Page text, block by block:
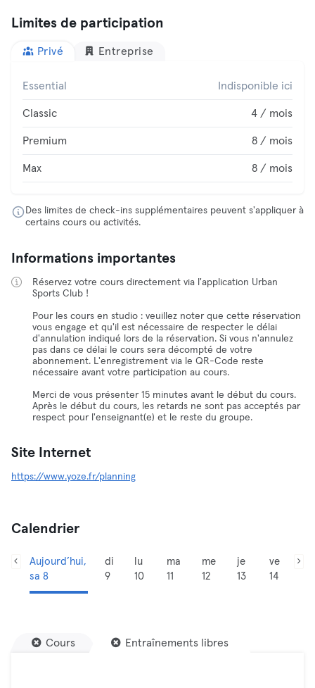
Limites de participation
Privé Entreprise
Essential Indisponible ici
Classic 4 / mois
Premium 8 / mois
Max 8 / mois
Des limites de check-ins supplémentaires peuvent s'appliquer à
certains cours ou activités.
Informations importantes
Réservez votre cours directement via l'application Urban
Sports Club !
Pour les cours en studio : veuillez noter que cette réservation
vous engage et qu'il est nécessaire de respecter le délai
d'annulation indiqué lors de la réservation. Si vous n'annulez
pas dans ce délai le cours sera décompté de votre
abonnement. L'enregistrement via le QR-Code reste
nécessaire avant votre participation au cours.
Merci de vous présenter 15 minutes avant le début du cours.
Après le début du cours, les retards ne sont pas acceptés par
respect pour l'enseignant(e) et le reste du groupe.
Site Internet
https://www.yoze.fr/planning
Calendrier
Aujourd’hui,
sa 8
di
9
lu
10
ma
11
me
12
je
13
ve
14
Cours Entraînements libres